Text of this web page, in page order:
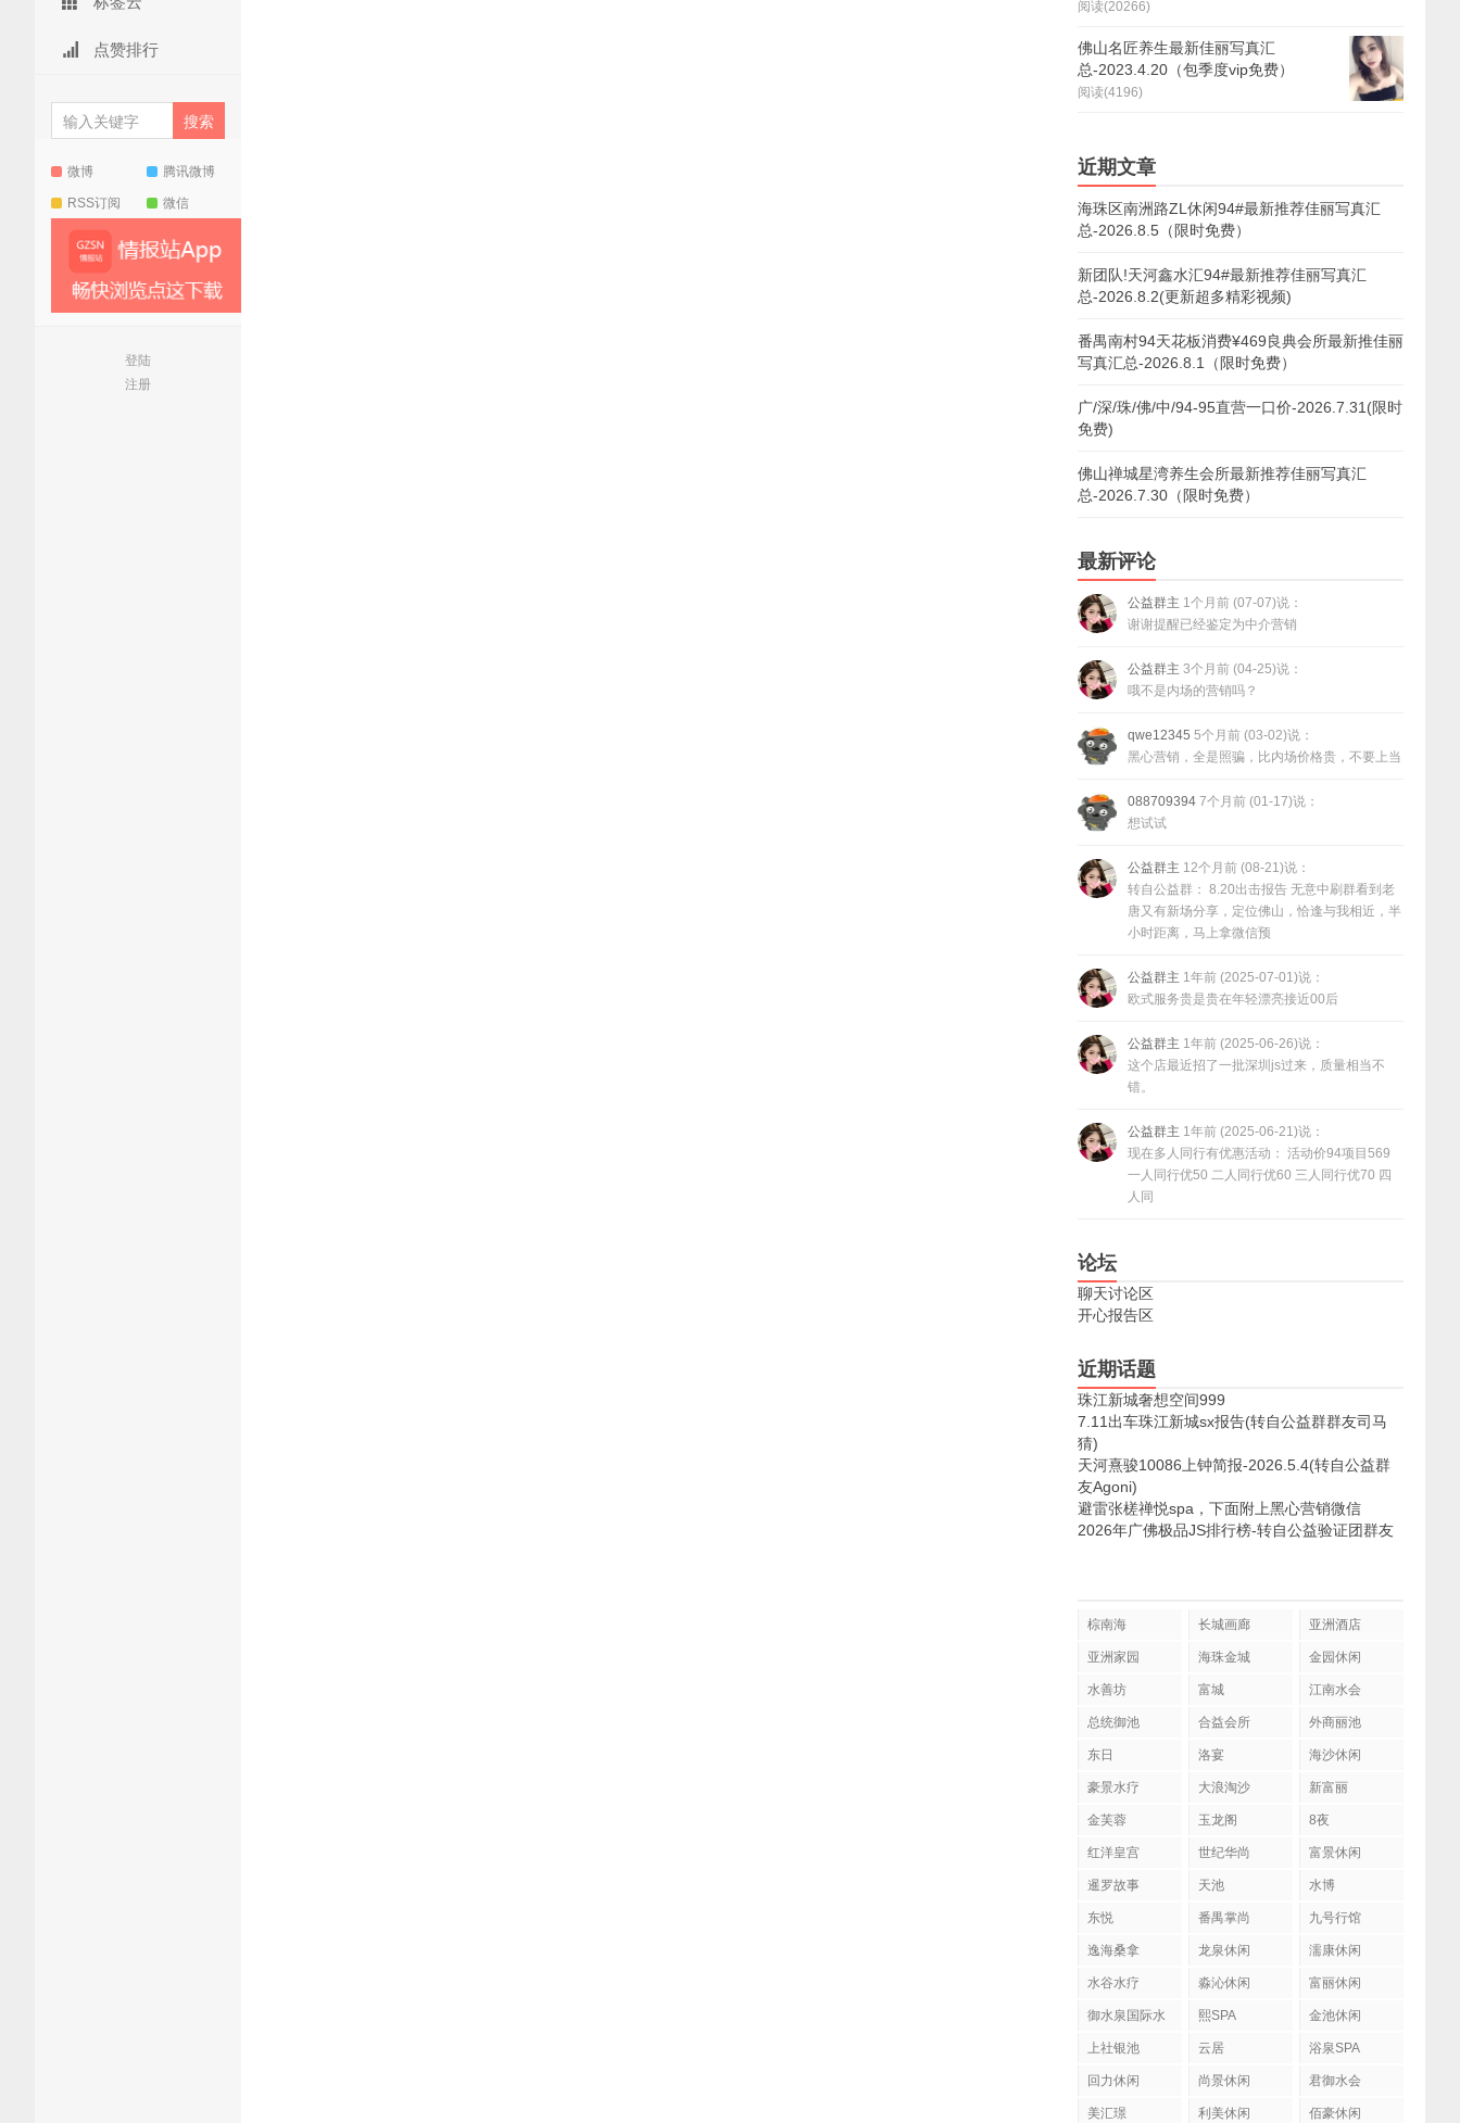
点赞排行
微博 腾讯微博
RSS订阅 微信
登陆
注册
阅读(20266)
佛山名匠养生最新佳丽写真汇
总-2023.4.20（包季度vip免费）
阅读(4196)
近期文章
海珠区南洲路ZL休闲94#最新推荐佳丽写真汇
总-2026.8.5（限时免费）
新团队!天河鑫水汇94#最新推荐佳丽写真汇
总-2026.8.2(更新超多精彩视频)
番禺南村94天花板消费¥469良典会所最新推佳丽
写真汇总-2026.8.1（限时免费）
广/深/珠/佛/中/94-95直营一口价-2026.7.31(限时
免费)
佛山禅城星湾养生会所最新推荐佳丽写真汇
总-2026.7.30（限时免费）
最新评论
公益群主 1个月前 (07-07)说：
谢谢提醒已经鉴定为中介营销
公益群主 3个月前 (04-25)说：
哦不是内场的营销吗？
qwe12345 5个月前 (03-02)说：
黑心营销，全是照骗，比内场价格贵，不要上当
088709394 7个月前 (01-17)说：
想试试
公益群主 12个月前 (08-21)说：
转自公益群： 8.20出击报告 无意中刷群看到老
唐又有新场分享，定位佛山，恰逢与我相近，半
小时距离，马上拿微信预
公益群主 1年前 (2025-07-01)说：
欧式服务贵是贵在年轻漂亮接近00后
公益群主 1年前 (2025-06-26)说：
这个店最近招了一批深圳js过来，质量相当不
错。
公益群主 1年前 (2025-06-21)说：
现在多人同行有优惠活动： 活动价94项目569
一人同行优50 二人同行优60 三人同行优70 四
人同
论坛
聊天讨论区
开心报告区
近期话题
珠江新城奢想空间999
7.11出车珠江新城sx报告(转自公益群群友司马
猜)
天河熹骏10086上钟简报-2026.5.4(转自公益群
友Agoni)
避雷张槎禅悦spa，下面附上黑心营销微信
2026年广佛极品JS排行榜-转自公益验证团群友
棕南海 长城画廊 亚洲酒店
亚洲家园 海珠金城 金园休闲
水善坊 富城 江南水会
总统御池 合益会所 外商丽池
东日 洛宴 海沙休闲
豪景水疗 大浪淘沙 新富丽
金芙蓉 玉龙阁 8夜
红洋皇宫 世纪华尚 富景休闲
暹罗故事 天池 水博
东悦 番禺掌尚 九号行馆
逸海桑拿 龙泉休闲 濡康休闲
水谷水疗 淼沁休闲 富丽休闲
御水泉国际水
熙SPA 金池休闲
上社银池 云居 浴泉SPA
回力休闲 尚景休闲 君御水会
美汇璟 利美休闲 佰豪休闲